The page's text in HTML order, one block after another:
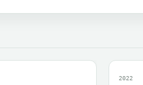
2022